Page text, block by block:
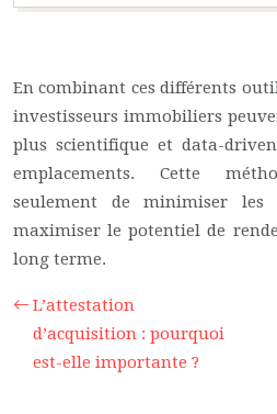
En combinant ces différents
investisseurs immobiliers
plus scientifique et data-
emplacements. Cette
seulement de minimiser les
maximiser le potentiel de
long terme.
L’attestation
d’acquisition : pourquoi
est-elle importante ?